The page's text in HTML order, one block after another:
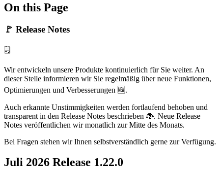
On this Page
🚩 Release Notes
🗒️
Wir entwickeln unsere Produkte kontinuierlich für Sie weiter. An
dieser Stelle informieren wir Sie regelmäßig über neue Funktionen,
Optimierungen und Verbesserungen 🆕.
Auch erkannte Unstimmigkeiten werden fortlaufend behoben und
transparent in den Release Notes beschrieben 🐞. Neue Release
Notes veröffentlichen wir monatlich zur Mitte des Monats.
Bei Fragen stehen wir Ihnen selbstverständlich gerne zur Verfügung.
Juli 2026 Release 1.22.0